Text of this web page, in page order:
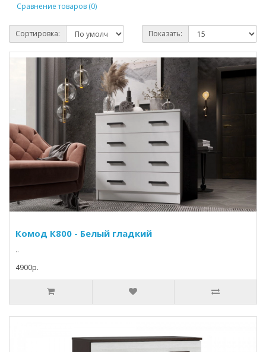
Сравнение товаров (0)
Сортировка: Показать:
Комод К800 - Белый гладкий
..
4900p.